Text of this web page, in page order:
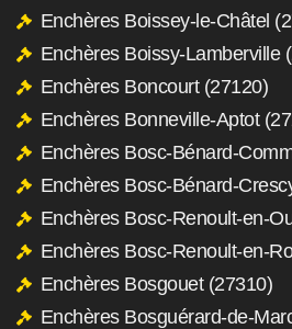
Enchères Boissey-le-Châtel
Enchères Boissy-Lamberville
Enchères Boncourt (27120)
Enchères Bonneville-Aptot
Enchères Bosc-Bénard-
Enchères Bosc-Bénard-
Enchères Bosc-Renoult-en-
Enchères Bosc-Renoult-en-
Enchères Bosgouet (27310)
Enchères Bosguérard-de-